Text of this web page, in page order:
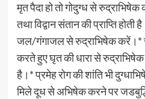
मृत पैदा हो तो गोदुग्ध से
तथा विद्वान संतान की प्राप्ति
जल/गंगाजल से रुद्राभिषेक करें।*
करते हुए घृत की धारा से रुद्राभिषेक
है।* प्रमेह रोग की शांति भी
मिले दूध से अभिषेक करने पर जडबुद्धि